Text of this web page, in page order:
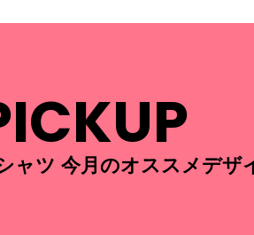
ャツ 今月のオススメデザ